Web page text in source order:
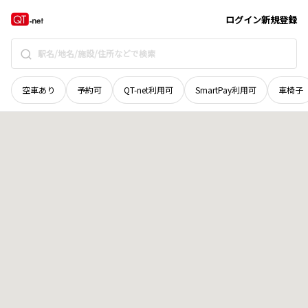
ログイン新規登録
空車あり 予約可 QT-net利用可 SmartPay利用可 車椅子
北海道